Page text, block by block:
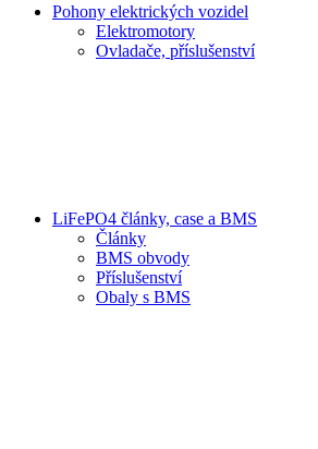
Pohony elektrických vozidel
Elektromotory
Ovladače, příslušenství
LiFePO4 články, case a BMS
Články
BMS obvody
Příslušenství
Obaly s BMS